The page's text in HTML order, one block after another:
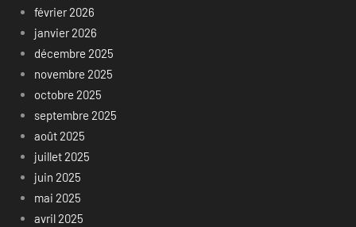
février 2026
janvier 2026
décembre 2025
novembre 2025
octobre 2025
septembre 2025
août 2025
juillet 2025
juin 2025
mai 2025
avril 2025